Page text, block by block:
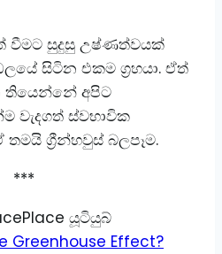
වීමට සුදුසු උෂ්ණත්වයක්
සිටින එකම ග්‍රහයා. ඒත්
තියෙන්නේ අපිට
ස්වභාවික
තමයි ග්‍රීන්හවුස් බලපෑම.
***
යූටියුබ්
Greenhouse Effect?